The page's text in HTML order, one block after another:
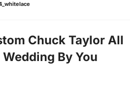
Chuck Taylor All
By You